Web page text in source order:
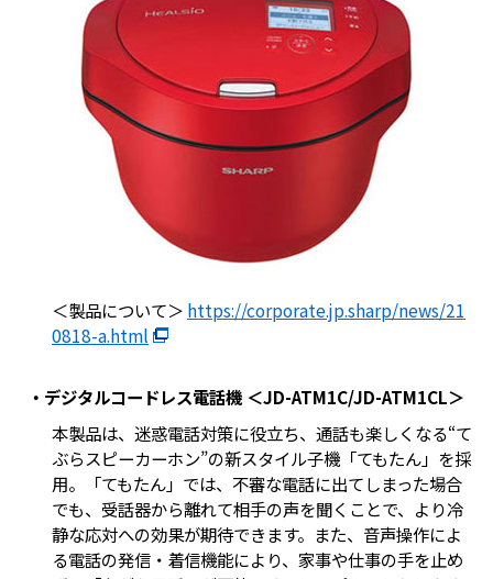
＜製品について＞ https://corporate.jp.sharp/news/21
0818-a.html
・デジタルコードレス電話機 ＜JD-ATM1C/JD-ATM1CL＞
本製品は、迷惑電話対策に役立ち、通話も楽しくなる“て
ぶらスピーカーホン”の新スタイル子機「てもたん」を採
用。「てもたん」では、不審な電話に出てしまった場合
でも、受話器から離れて相手の声を聞くことで、より冷
静な応対への効果が期待できます。また、音声操作によ
る電話の発信・着信機能により、家事や仕事の手を止め